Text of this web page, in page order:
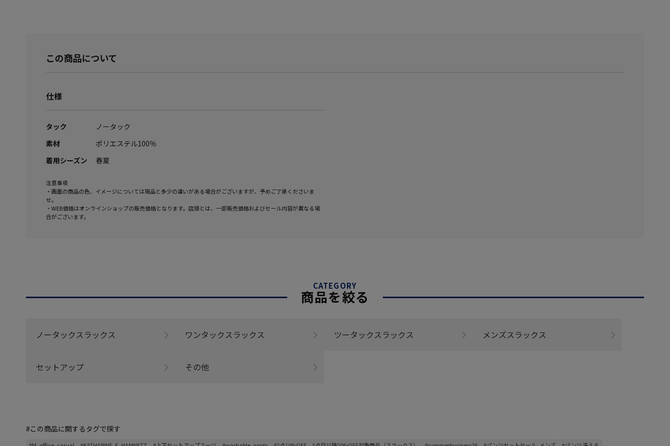
この商品について
仕様
タック
ノータック
素材
ポリエステル100％
着用シーズン
春夏
注意事項
・画面の商品の色、イメージについては現品と多少の違いがある場合がございますが、予めご了承くださいま
せ。
・WEB価格はオンラインショップの販売価格となります。店頭とは、一部販売価格およびセール内容が異なる場
合がございます。
CATEGORY
商品を絞る
ノータックスラックス ワンタックスラックス ツータックスラックス メンズスラックス
セットアップ その他
#この商品に関するタグで探す